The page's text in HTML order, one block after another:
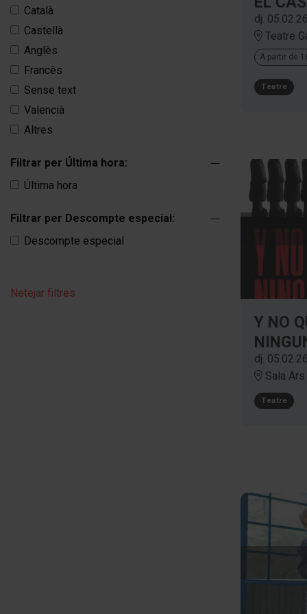
dj. 05.02.26
Teatre
A partir de
Teatre
Y NO
dj. 05.02.26
Sala
Teatre
Català
Castellà
Anglès
Francès
Sense text
Valencià
Altres
Filtrar per Última hora:
Última hora
Filtrar per Descompte especial:
Descompte especial
Gener 2026
Netejar filtres